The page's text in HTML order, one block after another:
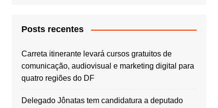
Posts recentes
Carreta itinerante levará cursos gratuitos de
comunicação, audiovisual e marketing digital para
quatro regiões do DF
Delegado Jônatas tem candidatura a deputado